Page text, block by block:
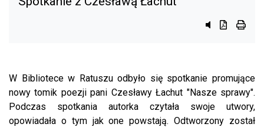
Przycisk
Przycisk
W Bibliotece w Ratuszu odbyło się spotkanie promujące
nowy tomik poezji pani Czesławy Łachut "Nasze sprawy".
Podczas spotkania autorka czytała swoje utwory,
opowiadała o tym jak one powstają. Odtworzony został